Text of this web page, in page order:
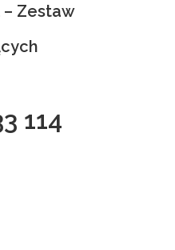
– Zestaw
114